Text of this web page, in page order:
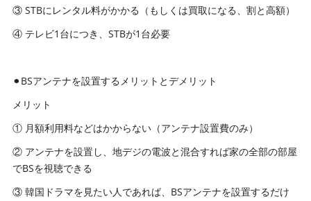
③ STBにレンタル料がかかる（もしくは買取になる、割と高額）
④ テレビ1台につき、STBが1台必要
⚫︎BSアンテナを設置するメリットとデメリット
メリット
① 月額利用料などはかからない（アンテナ設置費のみ）
② アンテナを設置し、地デジの電波と混合すれば家の全部の部屋
でBSを視聴できる
③ 韓国ドラマを見たい人であれば、BSアンテナを設置するだけ